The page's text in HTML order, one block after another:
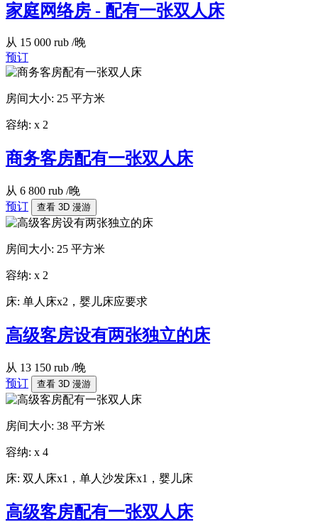
家庭网络房 - 配有一张双人床
从 15 000 rub /晚
预订
房间大小: 25 平方米
容纳: x 2
商务客房配有一张双人床
从 6 800 rub /晚
预订
查看 3D 漫游
房间大小: 25 平方米
容纳: x 2
床: 单人床x2，婴儿床应要求
高级客房设有两张独立的床
从 13 150 rub /晚
预订
查看 3D 漫游
房间大小: 38 平方米
容纳: x 4
床: 双人床x1，单人沙发床x1，婴儿床
高级客房配有一张双人床